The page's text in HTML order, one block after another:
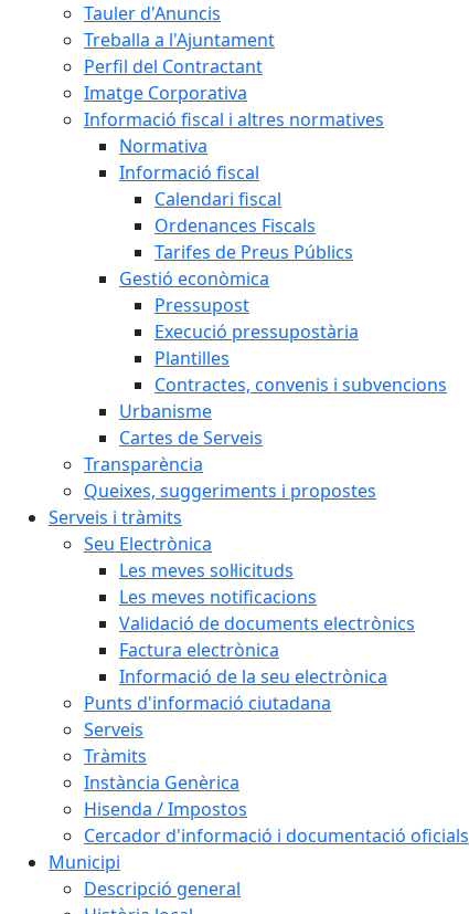
Tauler d'Anuncis
Treballa a l'Ajuntament
Perfil del Contractant
Imatge Corporativa
Informació fiscal i altres normatives
Normativa
Informació fiscal
Calendari fiscal
Ordenances Fiscals
Tarifes de Preus Públics
Gestió econòmica
Pressupost
Execució pressupostària
Plantilles
Contractes, convenis i subvencions
Urbanisme
Cartes de Serveis
Transparència
Queixes, suggeriments i propostes
Serveis i tràmits
Seu Electrònica
Les meves sol·licituds
Les meves notificacions
Validació de documents electrònics
Factura electrònica
Informació de la seu electrònica
Punts d'informació ciutadana
Serveis
Tràmits
Instància Genèrica
Hisenda / Impostos
Cercador d'informació i documentació oficials
Municipi
Descripció general